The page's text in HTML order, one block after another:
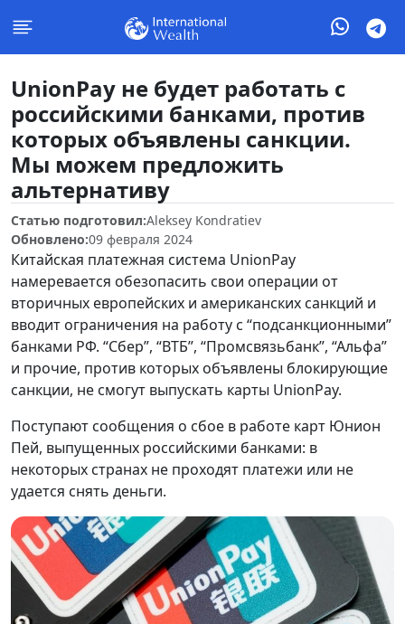
UnionPay не будет работать с
российскими банками, против
которых объявлены санкции.
Мы можем предложить
альтернативу
Статью подготовил:Aleksey Kondratiev
Обновлено:09 февраля 2024
Китайская платежная система UnionPay
намеревается обезопасить свои операции от
вторичных европейских и американских санкций и
вводит ограничения на работу с “подсанкционными”
банками РФ. “Сбер”, “ВТБ”, “Промсвязьбанк”, “Альфа”
и прочие, против которых объявлены блокирующие
санкции, не смогут выпускать карты UnionPay.
Поступают сообщения о сбое в работе карт Юнион
Пей, выпущенных российскими банками: в
некоторых странах не проходят платежи или не
удается снять деньги.